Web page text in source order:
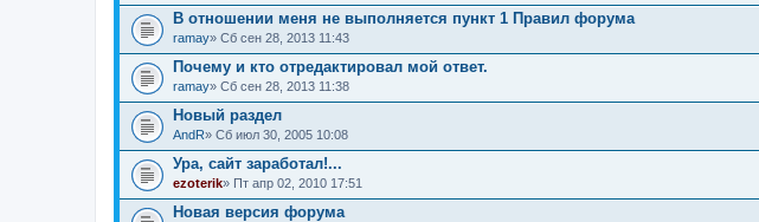
В отношении меня не выполняется пункт 1 Правил форума
ramay» Сб сен 28, 2013 11:43
Почему и кто отредактировал мой ответ.
ramay» Сб сен 28, 2013 11:38
Новый раздел
AndR» Сб июл 30, 2005 10:08
Ура, сайт заработал!...
ezoterik» Пт апр 02, 2010 17:51
Новая версия форума